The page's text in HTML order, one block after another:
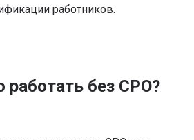
работников.
работать без СРО?